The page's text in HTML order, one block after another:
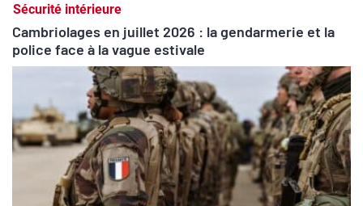
Sécurité intérieure
Cambriolages en juillet 2026 : la gendarmerie et la
police face à la vague estivale